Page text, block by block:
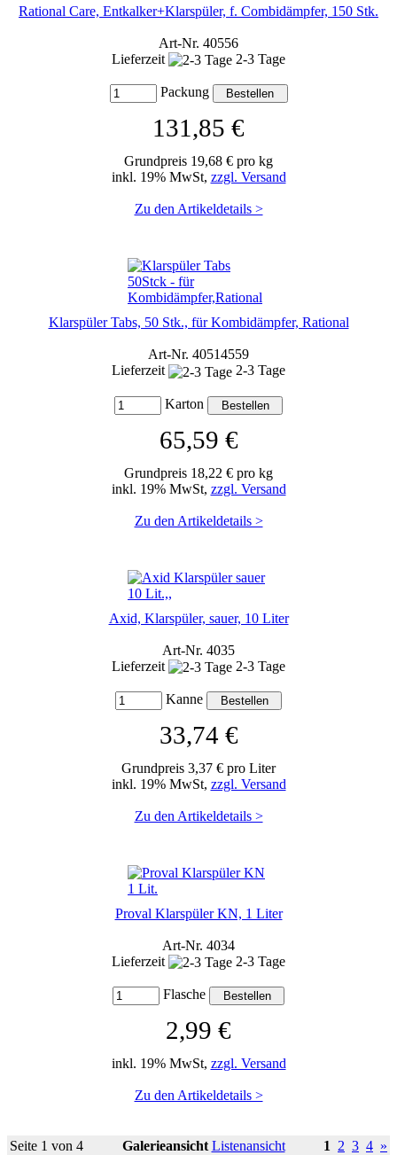
Rational Care, Entkalker+Klarspüler, f. Combidämpfer, 150 Stk.
Art-Nr. 40556
Lieferzeit
2-3 Tage
Packung
131,85 €
Grundpreis 19,68 € pro kg
inkl. 19% MwSt, zzgl. Versand
Zu den Artikeldetails >
Klarspüler Tabs, 50 Stk., für Kombidämpfer, Rational
Art-Nr. 40514559
Lieferzeit
2-3 Tage
Karton
65,59 €
Grundpreis 18,22 € pro kg
inkl. 19% MwSt, zzgl. Versand
Zu den Artikeldetails >
Axid, Klarspüler, sauer, 10 Liter
Art-Nr. 4035
Lieferzeit
2-3 Tage
Kanne
33,74 €
Grundpreis 3,37 € pro Liter
inkl. 19% MwSt, zzgl. Versand
Zu den Artikeldetails >
Proval Klarspüler KN, 1 Liter
Art-Nr. 4034
Lieferzeit
2-3 Tage
Flasche
2,99 €
inkl. 19% MwSt, zzgl. Versand
Zu den Artikeldetails >
Seite 1 von 4 1 2 3 4 »
Galerieansicht Listenansicht